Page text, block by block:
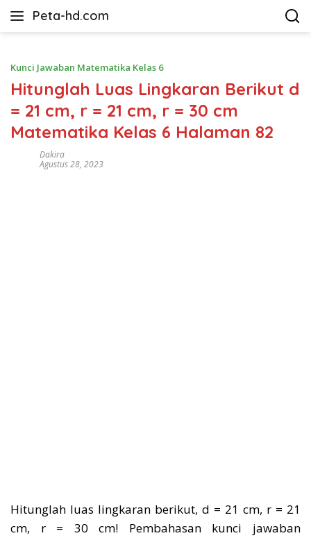
Peta-hd.com
Kumpulan
HD
Kunci Jawaban Matematika Kelas 6
Hitunglah Luas Lingkaran Berikut d
= 21 cm, r = 21 cm, r = 30 cm
Matematika Kelas 6 Halaman 82
Dakira
Agustus 28, 2023
Hitunglah luas lingkaran berikut, d = 21 cm, r = 21
cm, r = 30 cm! Pembahasan kunci jawaban